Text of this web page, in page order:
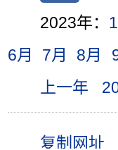
2023年：
6月
7月 8月
上一年